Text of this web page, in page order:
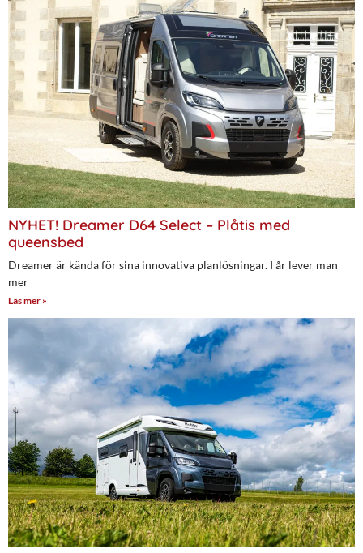
NYHET! Dreamer D64 Select – Plåtis med
queensbed
Dreamer är kända för sina innovativa planlösningar. I år lever man
mer
Läs mer »